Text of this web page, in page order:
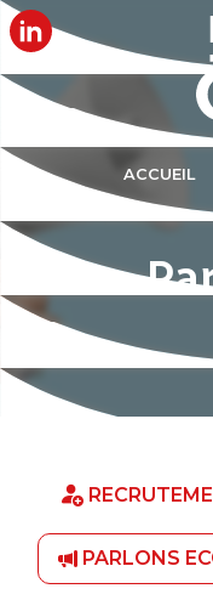
ACCUEIL
PARLONS